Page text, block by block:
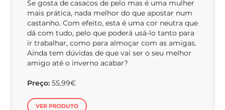
Se gosta de casacos de pelo mas é uma mulher
mais prática, nada melhor do que apostar num
castanho. Com efeito, esta é uma cor neutra que
dá com tudo, pelo que poderá usá-lo tanto para
ir trabalhar, como para almoçar com as amigas.
Ainda tem dúvidas de que vai ser o seu melhor
amigo até o inverno acabar?
Preço: 55,99€
VER PRODUTO